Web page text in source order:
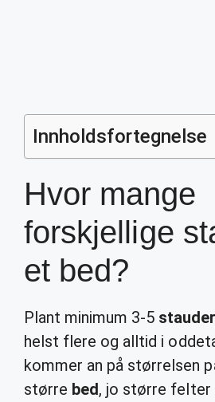
Innholdsfortegnelse
Hvor mange
forskjellige
et bed?
Plant minimum 3-5 stauder
helst flere og alltid i
kommer an på størrelsen
større bed, jo større